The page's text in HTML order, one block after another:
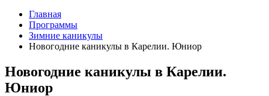
Главная
Программы
Зимние каникулы
Новогодние каникулы в Карелии. Юниор
Новогодние каникулы в Карелии.
Юниор